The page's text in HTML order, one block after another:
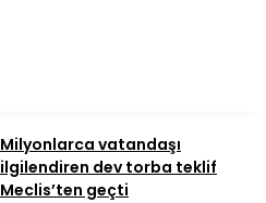
Milyonlarca vatandaşı
ilgilendiren dev torba teklif
Meclis’ten geçti